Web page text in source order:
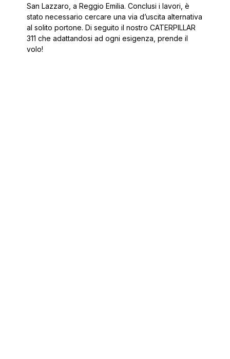
San Lazzaro, a Reggio Emilia. Conclusi i lavori, è
stato necessario cercare una via d’uscita alternativa
al solito portone. Di seguito il nostro CATERPILLAR
311 che adattandosi ad ogni esigenza, prende il
volo!